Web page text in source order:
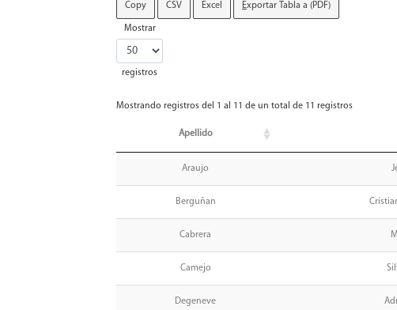
Copy CSV Excel Exportar Tabla a (PDF)
Mostrar
registros
Mostrando registros del 1 al 11 de un total de 11 registros
Apellido
Araujo
Berguñan
Cabrera
Camejo
Degeneve